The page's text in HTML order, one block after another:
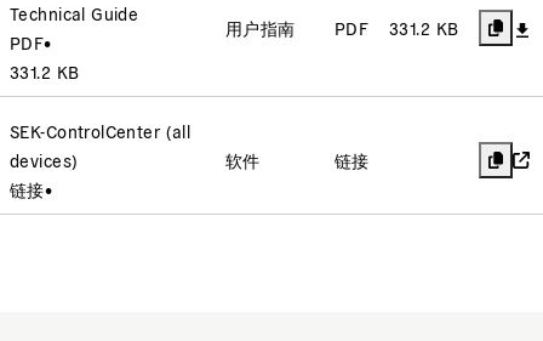
Technical Guide
PDF•
331.2 KB
用户指南 PDF 331.2 KB
SEK-ControlCenter (all
devices)
链接•
软件 链接